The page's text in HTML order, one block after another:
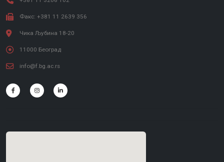
Факс: +381 11 2639 356
Чика Љубина 18-20
11000 Београд
info@f.bg.ac.rs